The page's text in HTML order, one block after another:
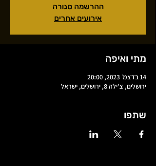
ההרשמה סגורה
אירועים אחרים
מתי ואיפה
14 בדצמ׳ 2023, 20:00
ירושלים, צ'ילה 8, ירושלים, ישראל
שתפו